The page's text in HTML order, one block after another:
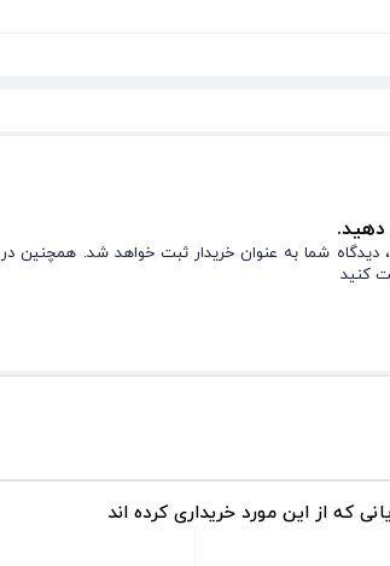
دهید.
دیدگاه شما به عنوان خریدار ثبت خواهد شد. همچنین
کنید
که از این مورد خریداری کرده اند